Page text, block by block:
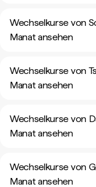
Wechselkurse von
Manat ansehen
Wechselkurse von
Manat ansehen
Wechselkurse von
Manat ansehen
Wechselkurse von
Manat ansehen